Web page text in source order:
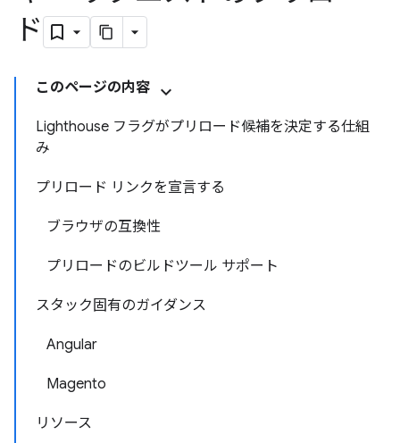
ド
このページの内容
Lighthouse フラグがプリロード候補を決定する仕組
み
プリロード リンクを宣言する
ブラウザの互換性
プリロードのビルドツール サポート
スタック固有のガイダンス
Angular
Magento
リソース